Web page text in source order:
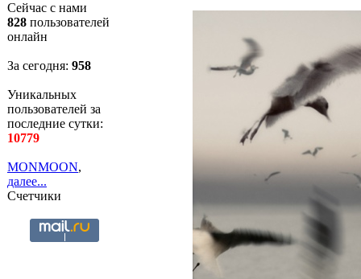
Сейчас с нами
828 пользователей
онлайн
За сегодня: 959
Уникальных
пользователей за
последние сутки:
10779
MONMOON,
далее...
Счетчики